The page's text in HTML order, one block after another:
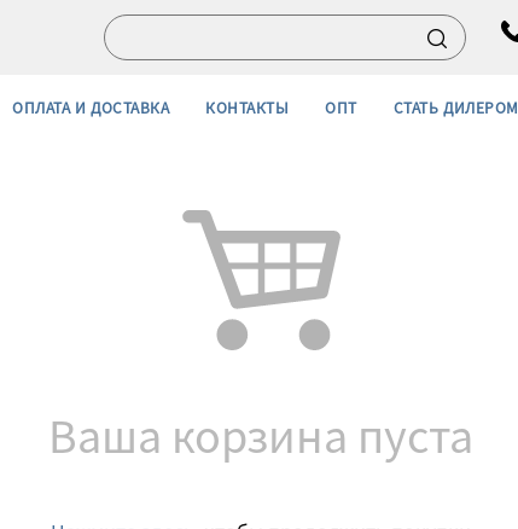
ОПЛАТА И ДОСТАВКА КОНТАКТЫ ОПТ СТАТЬ ДИЛЕРОМ
Ваша корзина пуста